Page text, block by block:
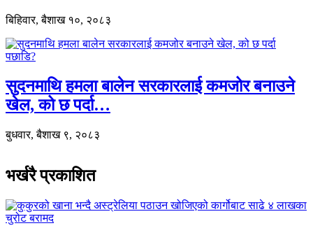
बिहिवार, बैशाख १०, २०८३
सुदनमाथि हमला बालेन सरकारलाई कमजोर बनाउने
खेल, को छ पर्दा…
बुधवार, बैशाख ९, २०८३
भर्खरै प्रकाशित